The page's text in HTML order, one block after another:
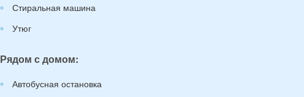
Стиральная машина
Утюг
Рядом с домом:
Автобусная остановка